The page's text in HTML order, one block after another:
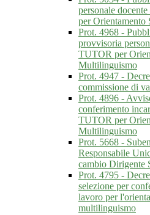
personale
per
Prot. 4968 -
provvisoria
TUTOR per
Multilinguismo
Prot. 4947 -
commissione di
Prot. 4896 -
conferimento
TUTOR per
Multilinguismo
Prot. 5668 -
Responsabile
cambio Dirigente
Prot. 4795 -
selezione per
lavoro per
multilinguismo